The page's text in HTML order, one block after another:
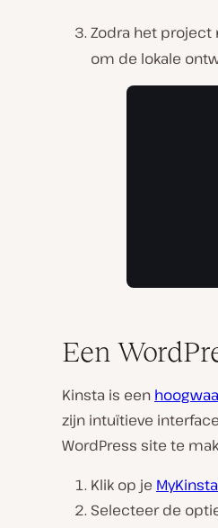
Zodra het project
om de lokale
Een
Kinsta is een
zijn intuïtieve
WordPress site te
Klik op je MyKinsta
Selecteer de